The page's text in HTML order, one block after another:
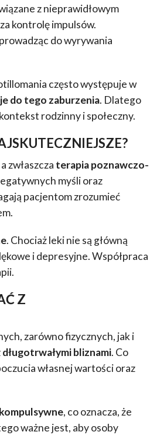
z nieprawidłowym
kontrolę impulsów.
do wyrywania
często występuje w
do tego zaburzenia. Dlatego
rodzinny i społeczny.
zwłaszcza terapia poznawczo-
myśli oraz
pacjentom zrozumieć
. Chociaż leki nie są główną
i depresyjne. Współpraca
Z
zarówno fizycznych, jak i
długotrwałymi bliznami. Co
własnej wartości oraz
, co oznacza, że
ważne jest, aby osoby